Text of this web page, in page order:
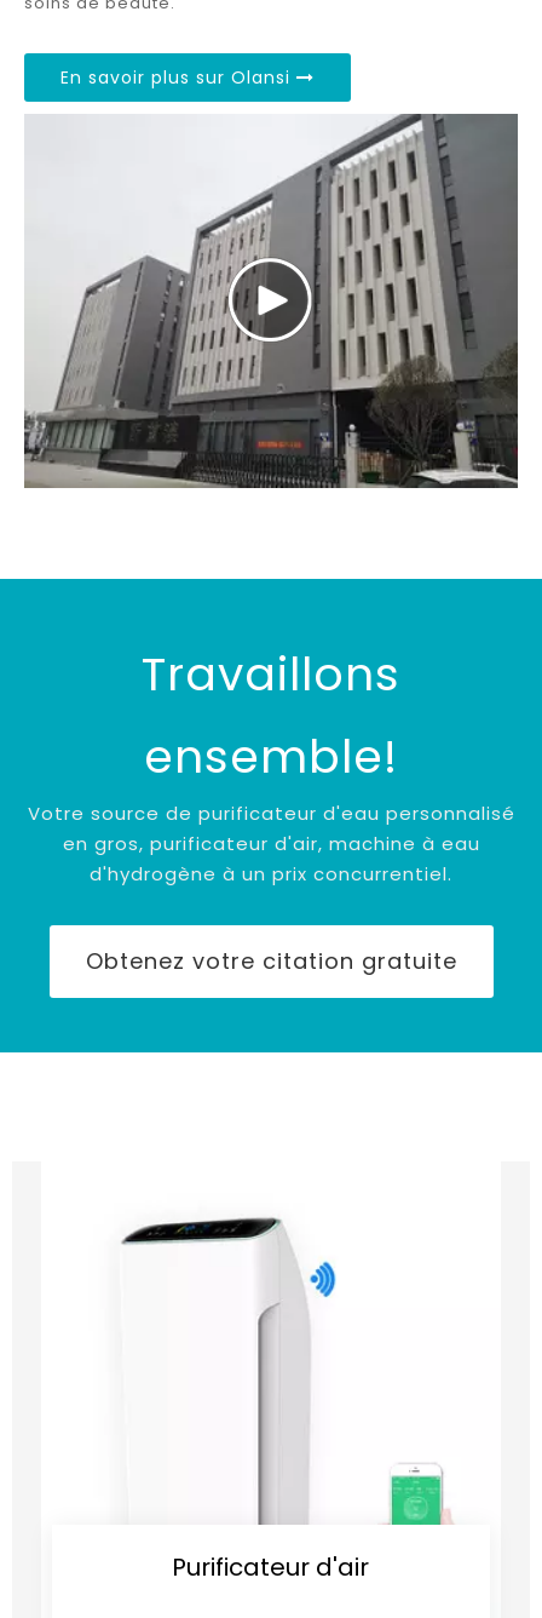
En savoir plus sur Olansi
Travaillons
ensemble!
Votre source de purificateur d'eau personnalisé
en gros, purificateur d'air, machine à eau
d'hydrogène à un prix concurrentiel.
Obtenez votre citation gratuite
Purificateur d'air